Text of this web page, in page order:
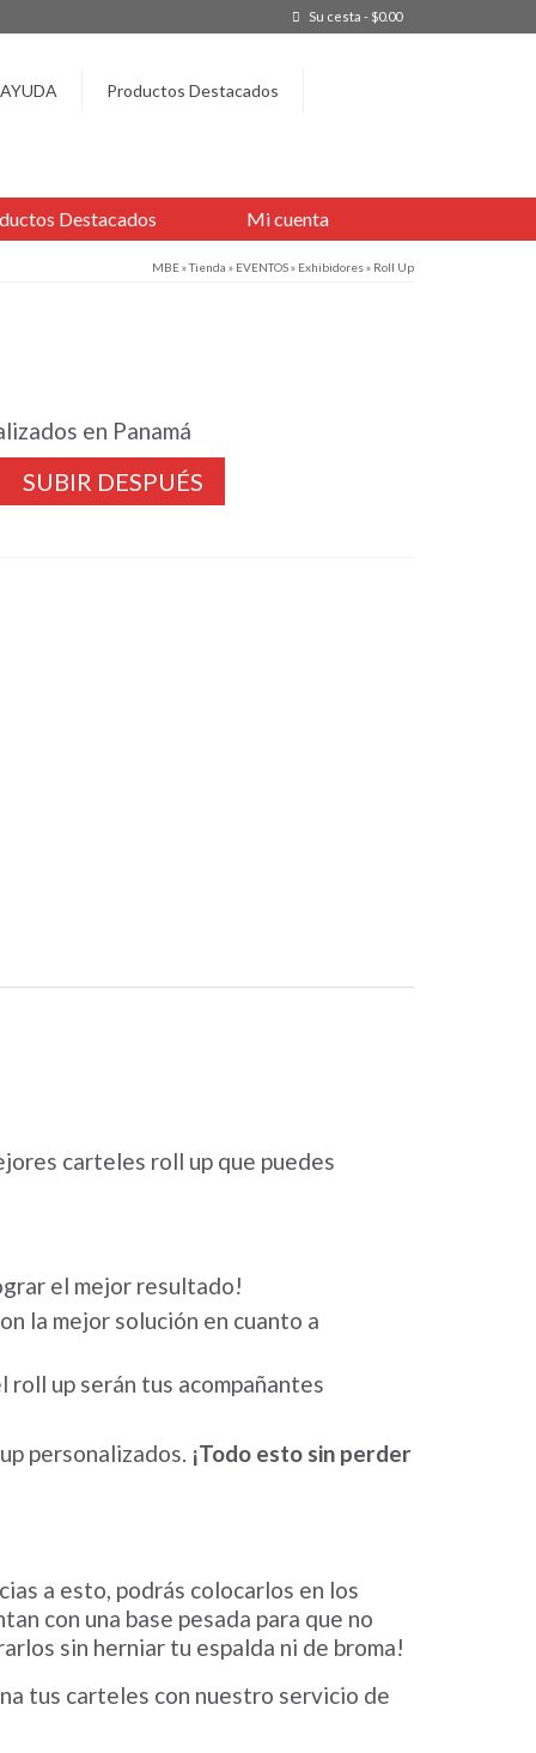
Su cesta - $0.00
AYUDA Productos Destacados
Destacados Mi cuenta
MBE»Tienda » EVENTOS» Exhibidores» Roll Up
en Panamá
SUBIR DESPUÉS
carteles roll up que puedes
el mejor resultado!
la mejor solución en cuanto a
up serán tus acompañantes
personalizados. ¡Todo esto sin perder
a esto, podrás colocarlos en los
con una base pesada para que no
sin herniar tu espalda ni de broma!
tus carteles con nuestro servicio de